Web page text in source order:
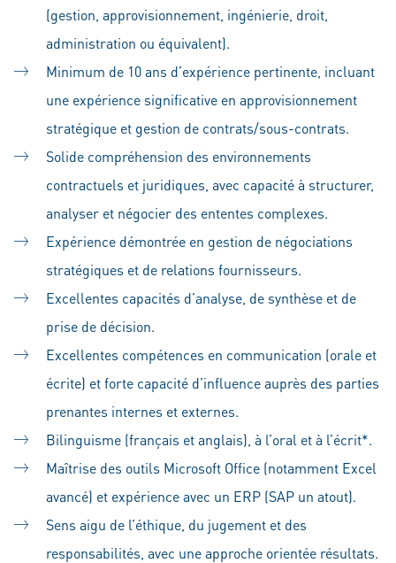
(gestion, approvisionnement, ingénierie, droit,
administration ou équivalent).
Minimum de 10 ans d’expérience pertinente, incluant
une expérience significative en approvisionnement
stratégique et gestion de contrats/sous-contrats.
Solide compréhension des environnements
contractuels et juridiques, avec capacité à structurer,
analyser et négocier des ententes complexes.
Expérience démontrée en gestion de négociations
stratégiques et de relations fournisseurs.
Excellentes capacités d’analyse, de synthèse et de
prise de décision.
Excellentes compétences en communication (orale et
écrite) et forte capacité d’influence auprès des parties
prenantes internes et externes.
Bilinguisme (français et anglais), à l’oral et à l’écrit*.
Maîtrise des outils Microsoft Office (notamment Excel
avancé) et expérience avec un ERP (SAP un atout).
Sens aigu de l’éthique, du jugement et des
responsabilités, avec une approche orientée résultats.